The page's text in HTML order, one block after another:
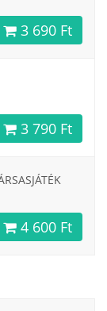
3 690 Ft
3 790 Ft
4 600 Ft